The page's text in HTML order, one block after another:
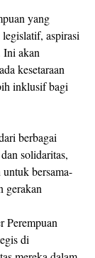
yang
aspirasi
Ini akan
kesetaraan
inklusif bagi
berbagai
solidaritas,
bersama-
gerakan
Perempuan
di